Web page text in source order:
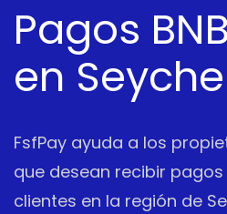
Pagos
en
FsfPay ayuda a los
que desean recibir pagos
clientes en la región de